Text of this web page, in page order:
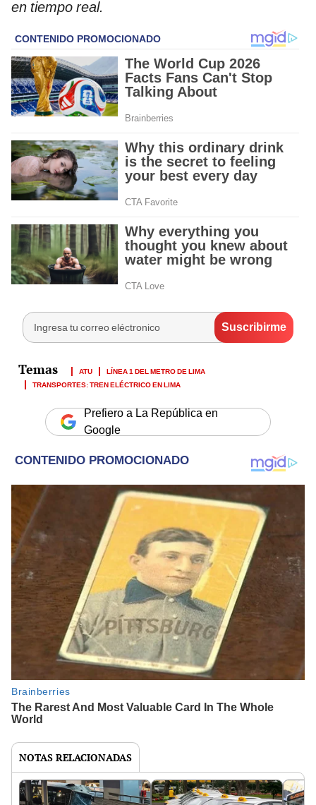
en tiempo real.
ATU
LÍNEA 1 DEL METRO DE LIMA
TRANSPORTES: TREN ELÉCTRICO EN LIMA
Prefiero a La República en
Google
NOTAS RELACIONADAS